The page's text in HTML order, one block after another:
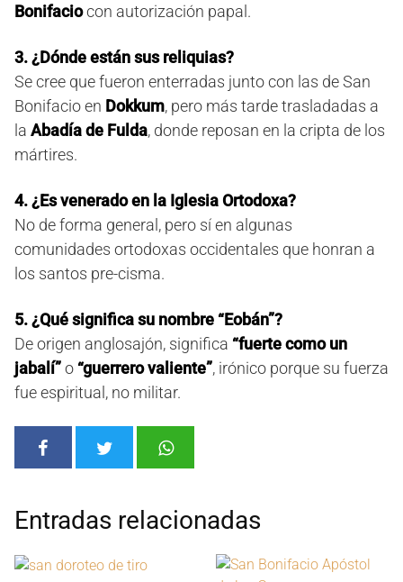
Bonifaciocon autorización papal.
3. ¿Dónde están sus reliquias?
Se cree que fueron enterradas junto con las de San
Bonifacio en Dokkum, pero más tarde trasladadas a
la Abadía de Fulda, donde reposan en la cripta de los
mártires.
4. ¿Es venerado en la Iglesia Ortodoxa?
No de forma general, pero sí en algunas
comunidades ortodoxas occidentales que honran a
los santos pre-cisma.
5. ¿Qué significa su nombre “Eobán”?
De origen anglosajón, significa “fuerte como un
jabalí”o “guerrero valiente”, irónico porque su fuerza
fue espiritual, no militar.
Entradas relacionadas